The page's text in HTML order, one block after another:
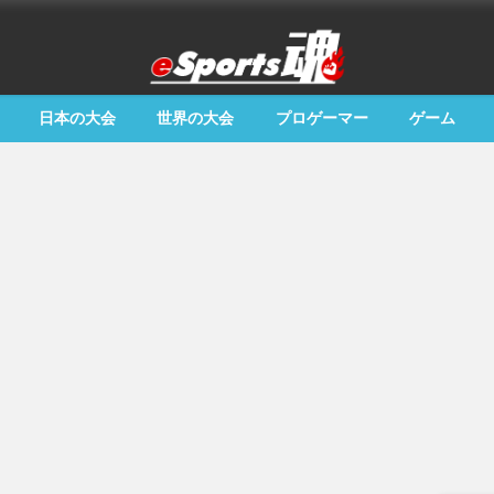
日本の大会 世界の大会 プロゲーマー ゲーム